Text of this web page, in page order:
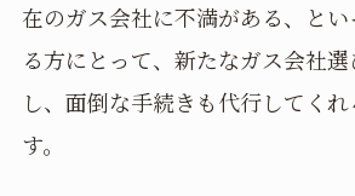
在のガス会社に不満がある、と
る方にとって、新たなガス会社選
し、面倒な手続きも代行してく
す。